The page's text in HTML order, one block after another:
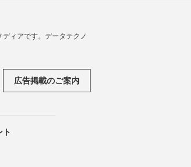
ィアです。データテクノ
広告掲載のご案内
ト